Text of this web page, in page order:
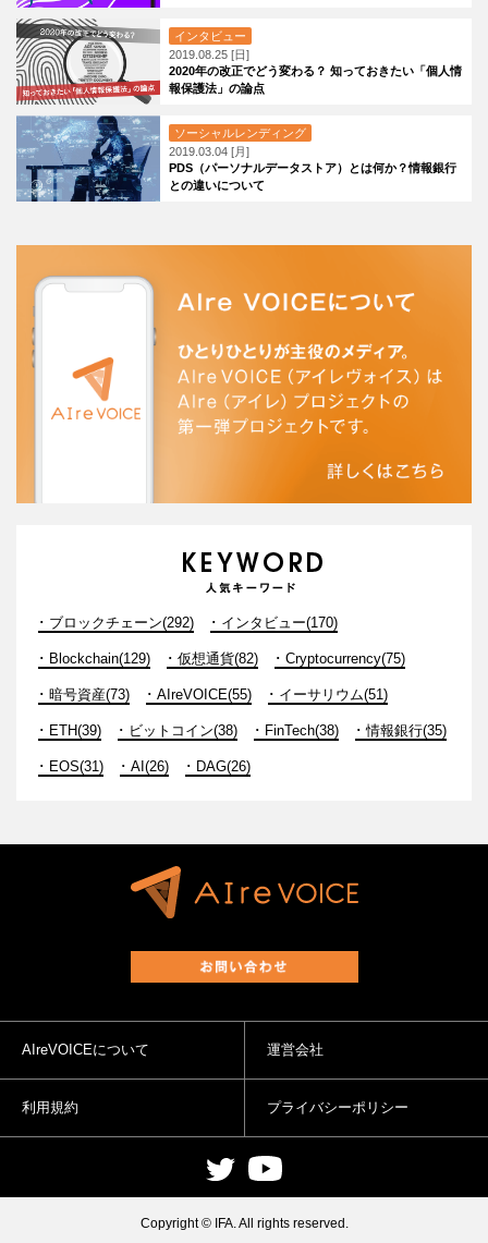
インタビュー
2019.08.25 [日]
2020年の改正でどう変わる？ 知っておきたい「個人情
報保護法」の論点
ソーシャルレンディング
2019.03.04 [月]
PDS（パーソナルデータストア）とは何か？情報銀行
との違いについて
ブロックチェーン(292) インタビュー(170)
Blockchain(129) 仮想通貨(82) Cryptocurrency(75)
暗号資産(73) AIreVOICE(55) イーサリウム(51)
ETH(39) ビットコイン(38) FinTech(38) 情報銀行(35)
EOS(31) AI(26) DAG(26)
AIreVOICEについて 運営会社
利用規約 プライバシーポリシー
Copyright © IFA. All rights reserved.